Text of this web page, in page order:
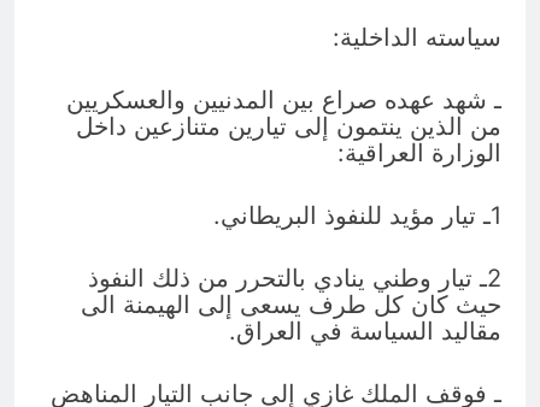
سياسته الداخلية:
ـ شهد عهده صراع بين المدنيين والعسكريين
من الذين ينتمون إلى تيارين متنازعين داخل
الوزارة العراقية:
1ـ تيار مؤيد للنفوذ البريطاني.
2ـ تيار وطني ينادي بالتحرر من ذلك النفوذ
حيث كان كل طرف يسعى إلى الهيمنة الى
مقاليد السياسة في العراق.
ـ فوقف الملك غازي إلى جانب التيار المناهض